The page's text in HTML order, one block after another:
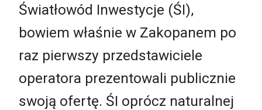
Światłowód Inwestycje (ŚI),
bowiem właśnie w Zakopanem po
raz pierwszy przedstawiciele
operatora prezentowali publicznie
swoją ofertę. ŚI oprócz naturalnej